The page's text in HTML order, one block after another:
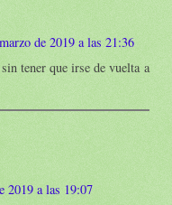
de 2019 a las 21:36
tener que irse de vuelta a
2019 a las 19:07